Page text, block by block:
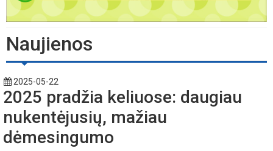
Naujienos
2025-05-22
2025 pradžia keliuose: daugiau
nukentėjusių, mažiau
dėmesingumo